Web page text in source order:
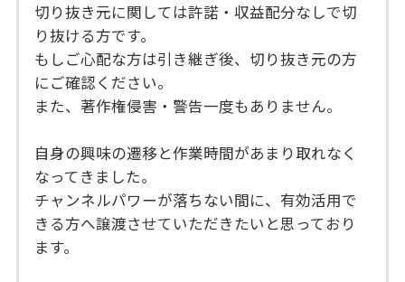
切り抜き元に関しては許諾・収益配分なしで切
り抜ける方です。
もしご心配な方は引き継ぎ後、切り抜き元の方
にご確認ください。
また、著作権侵害・警告一度もありません。
自身の興味の遷移と作業時間があまり取れなく
なってきました。
チャンネルパワーが落ちない間に、有効活用で
きる方へ譲渡させていただきたいと思っており
ます。